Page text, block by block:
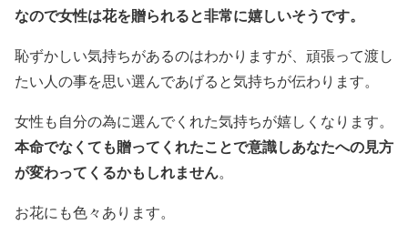
なので女性は花を贈られると非常に嬉しいそうです。
恥ずかしい気持ちがあるのはわかりますが、頑張って渡し
たい人の事を思い選んであげると気持ちが伝わります。
女性も自分の為に選んでくれた気持ちが嬉しくなります。
本命でなくても贈ってくれたことで意識しあなたへの見方
が変わってくるかもしれません。
お花にも色々あります。